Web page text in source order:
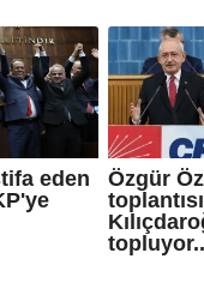
eden
Özgür